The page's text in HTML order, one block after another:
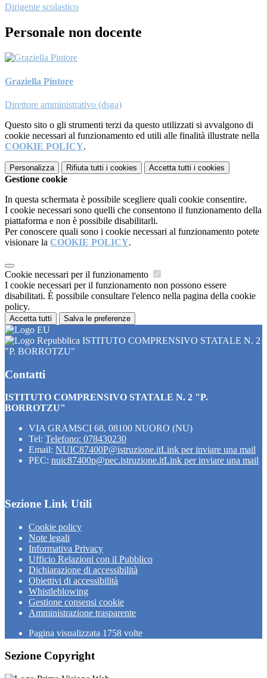
Dirigente scolastico
Personale non docente
Graziella Pintore
Direttore amministrativo (dsga)
Questo sito o gli strumenti terzi da questo utilizzati si avvalgono di
cookie necessari al funzionamento ed utili alle finalità illustrate nella
COOKIE POLICY.
Personalizza Rifiuta tutti i cookies Accetta tutti i cookies
Gestione cookie
In questa schermata è possibile scegliere quali cookie consentire.
I cookie necessari sono quelli che consentono il funzionamento della
piattaforma e non è possibile disabilitarli.
Per conoscere quali sono i cookie necessari al funzionamento potete
visionare la COOKIE POLICY.
Cookie necessari per il funzionamento
I cookie necessari per il funzionamento non possono essere
disabilitati. È possibile consultare l'elenco nella pagina della cookie
policy.
Accetta tutti Salva le preferenze
ISTITUTO COMPRENSIVO STATALE N. 2
"P. BORROTZU"
Contatti
ISTITUTO COMPRENSIVO STATALE N. 2 "P.
BORROTZU"
VIA GRAMSCI 68, 08100 NUORO (NU)
Tel: Telefono: 078430230
Email: NUIC87400P@istruzione.itLink per inviare una mail
PEC: nuic87400p@pec.istruzione.itLink per inviare una mail
Sezione Link Utili
Cookie policy
Note legali
Informativa Privacy
Ufficio Relazioni con il Pubblico
Dichiarazione di accessibilità
Obiettivi di accessibilità
Whistleblowing
Gestione consensi cookie
Amministrazione trasparente
Pagina visualizzata 1758 volte
Sezione Copyright